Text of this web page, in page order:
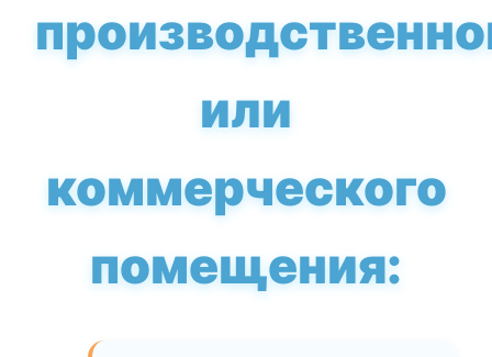
или
коммерческого
помещения: